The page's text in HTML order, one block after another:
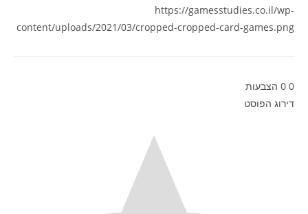
https://gamesstudies.co.il/wp-
content/uploads/2021/03/cropped-cropped-card-games.png
0
0 הצבעות
דירוג הפוסט